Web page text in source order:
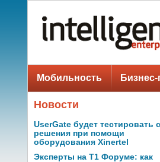
Мобильность
Новости
UserGate будет тестировать
решения при помощи
оборудования Xinertel
Эксперты на Т1 Форуме: как